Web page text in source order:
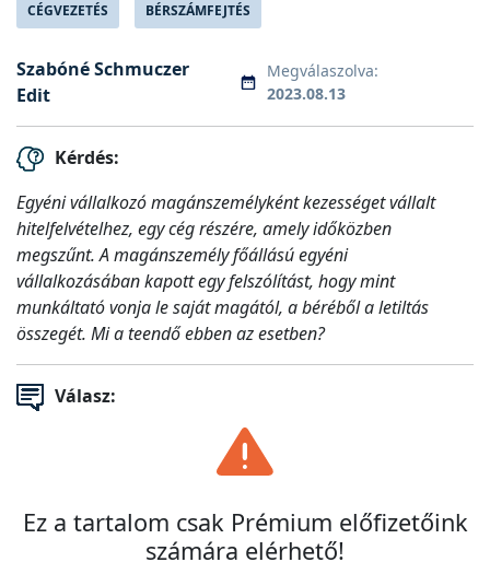
CÉGVEZETÉS BÉRSZÁMFEJTÉS
Szabóné Schmuczer
Edit
Megválaszolva:
2023.08.13
Kérdés:
Egyéni vállalkozó magánszemélyként kezességet vállalt
hitelfelvételhez, egy cég részére, amely időközben
megszűnt. A magánszemély főállású egyéni
vállalkozásában kapott egy felszólítást, hogy mint
munkáltató vonja le saját magától, a béréből a letiltás
összegét. Mi a teendő ebben az esetben?
Válasz:
Ez a tartalom csak Prémium előfizetőink
számára elérhető!